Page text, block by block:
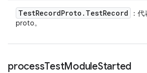
TestRecordProto . TestRecord
：
proto。
processTestModuleStarted